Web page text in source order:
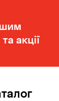
акції